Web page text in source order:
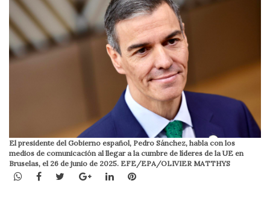
El presidente del Gobierno español, Pedro Sánchez, habla con los
medios de comunicación al llegar a la cumbre de líderes de la UE en
Bruselas, el 26 de junio de 2025. EFE/EPA/OLIVIER MATTHYS
WhatsApp
Facebook
TwitterGoogle+LinkedInPinterest